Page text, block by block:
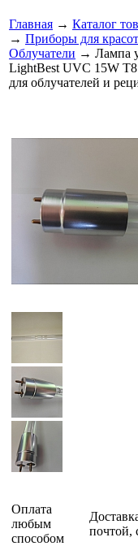
Главная → Каталог
→ Приборы для
Облучатели → Лампа
LightBest UVC 15W
для облучателей и
Оплата
любым
способом
почтой,